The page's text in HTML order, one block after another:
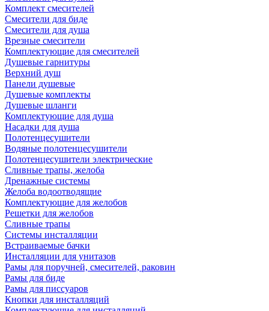
Комплект смесителей
Смесители для биде
Смесители для душа
Врезные смесители
Комплектующие для смесителей
Душевые гарнитуры
Верхний душ
Панели душевые
Душевые комплекты
Душевые шланги
Комплектующие для душа
Насадки для душа
Полотенцесушители
Водяные полотенцесушители
Полотенцесушители электрические
Сливные трапы, желоба
Дренажные системы
Желоба водоотводящие
Комплектующие для желобов
Решетки для желобов
Сливные трапы
Системы инсталляции
Встраиваемые бачки
Инсталляции для унитазов
Рамы для поручней, смесителей, раковин
Рамы для биде
Рамы для писсуаров
Кнопки для инсталляций